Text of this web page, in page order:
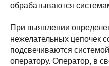
обрабатываются
При выявлении
нежелательных цепочек
подсвечиваются
оператору. Оператор, в